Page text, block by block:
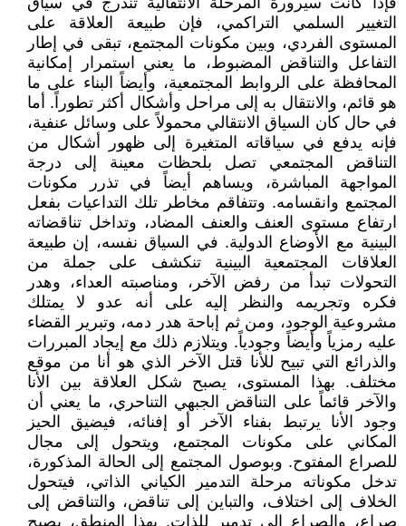
التغيير السلمي التراكمي، فإن طبيعة العلاقة على
المستوى الفردي، وبين مكونات المجتمع، تبقى في إطار
التفاعل والتناقض المضبوط، ما يعني استمرار إمكانية
المحافظة على الروابط المجتمعية، وأيضاً البناء على ما
هو قائم، والانتقال به إلى مراحل وأشكال أكثر تطوراً. أما
في حال كان السياق الانتقالي محمولاً على وسائل عنفية،
فإنه يدفع في سياقاته المتغيرة إلى ظهور أشكال من
التناقض المجتمعي تصل بلحظات معينة إلى درجة
المواجهة المباشرة، ويساهم أيضاً في تذرر مكونات
المجتمع وانقسامه. وتتفاقم مخاطر تلك التداعيات بفعل
ارتفاع مستوى العنف والعنف المضاد، وتداخل تناقضاته
البينية مع الأوضاع الدولية. في السياق نفسه، إن طبيعة
العلاقات المجتمعية البينية تنكشف على جملة من
التحولات تبدأ من رفض الآخر، ومناصبته العداء، وهدر
فكره وتجريمه والنظر إليه على أنه عدو لا يمتلك
مشروعية الوجود، ومن ثم إباحة هدر دمه، وتبرير القضاء
عليه رمزياً وأيضاً وجودياً. ويتلازم ذلك مع إيجاد المبررات
والذرائع التي تبيح للأنا قتل الآخر الذي هو أنا من موقع
مختلف. بهذا المستوى، يصبح شكل العلاقة بين الأنا
والآخر قائماً على التناقض الجبهي التناحري، ما يعني أن
وجود الأنا يرتبط بفناء الآخر أو إفنائه، فيضيق الحيز
المكاني على مكونات المجتمع، ويتحول إلى مجال
للصراع المفتوح. وبوصول المجتمع إلى الحالة المذكورة،
تدخل مكوناته مرحلة التدمير الكياني الذاتي، فيتحول
الخلاف إلى اختلاف، والتباين إلى تناقض، والتناقض إلى
صراع، والصراع إلى تدمير للذات. بهذا المنطق، يصبح